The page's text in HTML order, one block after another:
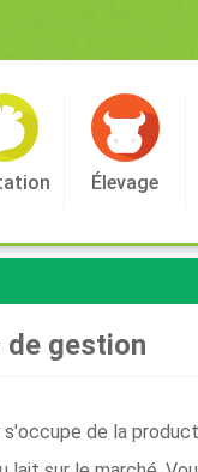
Élevage
de gestion
s'occupe de la